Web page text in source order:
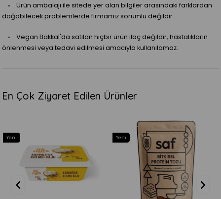
◦ Ürün ambalajı ile sitede yer alan bilgiler arasındaki farklardan
doğabilecek problemlerde firmamız sorumlu değildir.
◦ Vegan Bakkal'da satılan hiçbir ürün ilaç değildir, hastalıkların
önlenmesi veya tedavi edilmesi amacıyla kullanılamaz.
En Çok Ziyaret Edilen Ürünler
Yeni Yeni